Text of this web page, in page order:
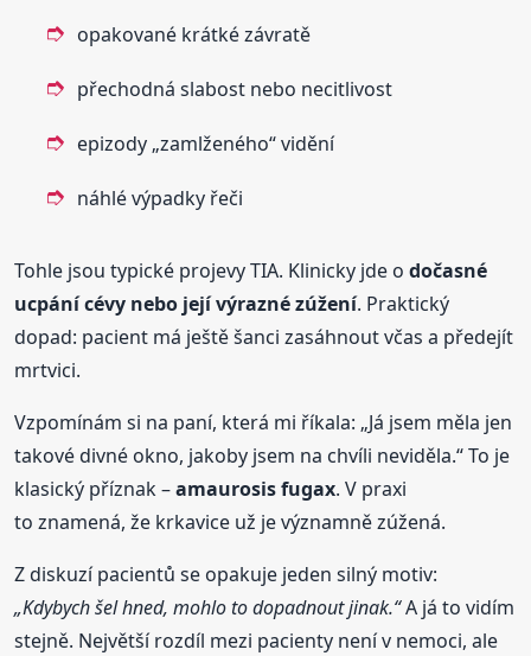
opakované krátké závratě
přechodná slabost nebo necitlivost
epizody „zamlženého“ vidění
náhlé výpadky řeči
Tohle jsou typické projevy TIA. Klinicky jde odočasné
ucpání cévy nebo její výrazné zúžení. Praktický
dopad: pacient má ještě šanci zasáhnout včas a předejít
mrtvici.
Vzpomínám si na paní, která mi říkala: „Já jsem měla jen
takové divné okno, jakoby jsem na chvíli neviděla.“ To je
klasický příznak –amaurosis fugax. V praxi
to znamená, že krkavice už je významně zúžená.
Z diskuzí pacientů se opakuje jeden silný motiv:
„Kdybych šel hned, mohlo to dopadnout jinak.“A já to vidím
stejně. Největší rozdíl mezi pacienty není v nemoci, ale